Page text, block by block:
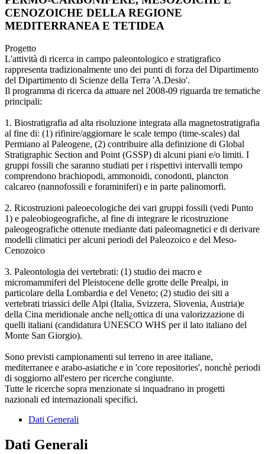
CENOZOICHE DELLA REGIONE
MEDITERRANEA E TETIDEA
Progetto
L'attività di ricerca in campo paleontologico e stratigrafico
rappresenta tradizionalmente uno dei punti di forza del Dipartimento
del Dipartimento di Scienze della Terra 'A.Desio'.
Il programma di ricerca da attuare nel 2008-09 riguarda tre tematiche
principali:
1. Biostratigrafia ad alta risoluzione integrata alla magnetostratigrafia
al fine di: (1) rifinire/aggiornare le scale tempo (time-scales) dal
Permiano al Paleogene, (2) contribuire alla definizione di Global
Stratigraphic Section and Point (GSSP) di alcuni piani e/o limiti. I
gruppi fossili che saranno studiati per i rispettivi intervalli tempo
comprendono brachiopodi, ammonoidi, conodonti, plancton
calcareo (nannofossili e foraminiferi) e in parte palinomorfi.
2. Ricostruzioni paleoecologiche dei vari gruppi fossili (vedi Punto
1) e paleobiogeografiche, al fine di integrare le ricostruzione
paleogeografiche ottenute mediante dati paleomagnetici e di derivare
modelli climatici per alcuni periodi del Paleozoico e del Meso-
Cenozoico
3. Paleontologia dei vertebrati: (1) studio dei macro e
micromammiferi del Pleistocene delle grotte delle Prealpi, in
particolare della Lombardia e del Veneto; (2) studio dei siti a
vertebrati triassici delle Alpi (Italia, Svizzera, Slovenia, Austria)e
della Cina meridionale anche nell¿ottica di una valorizzazione di
quelli italiani (candidatura UNESCO WHS per il lato italiano del
Monte San Giorgio).
Sono previsti campionamenti sul terreno in aree italiane,
mediterranee e arabo-asiatiche e in 'core repositories', nonchè periodi
di soggiorno all'estero per ricerche congiunte.
Tutte le ricerche sopra menzionate si inquadrano in progetti
nazionali ed internazionali specifici.
Dati Generali
Dati Generali